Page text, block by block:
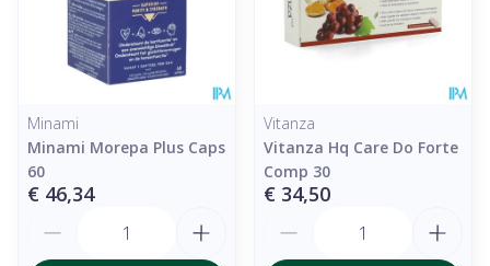
Minami
Minami Morepa Plus Caps
60
€ 46,34
Vitanza
Vitanza Hq Care Do Forte
Comp 30
€ 34,50